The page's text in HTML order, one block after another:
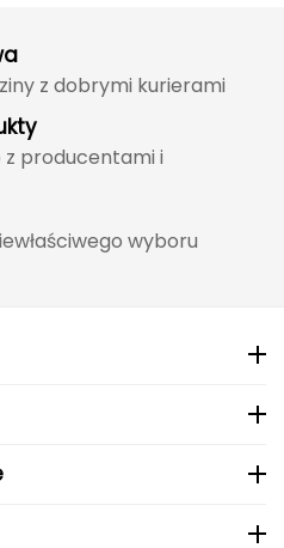
z dobrymi kurierami
producentami i
wyboru